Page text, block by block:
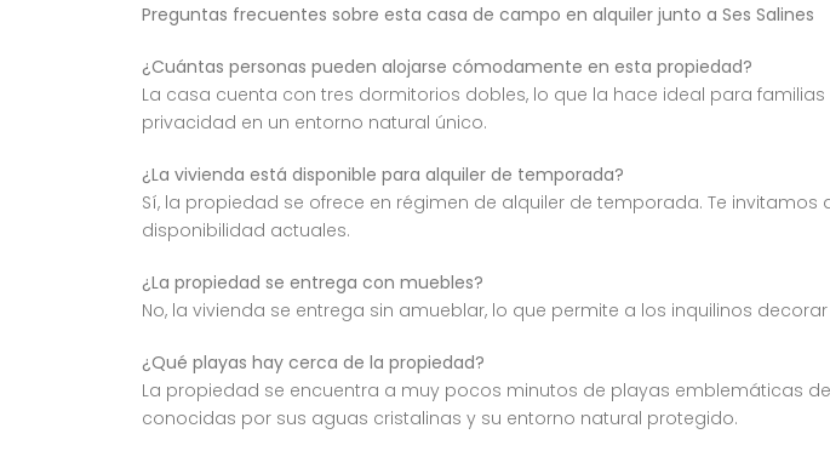
Preguntas frecuentes sobre esta casa de campo en alquiler junto a Ses Salines
¿Cuántas personas pueden alojarse cómodamente en esta propiedad?
La casa cuenta con tres dormitorios dobles, lo que la hace ideal para
privacidad en un entorno natural único.
¿La vivienda está disponible para alquiler de temporada?
Sí, la propiedad se ofrece en régimen de alquiler de temporada. Te
disponibilidad actuales.
¿La propiedad se entrega con muebles?
No, la vivienda se entrega sin amueblar, lo que permite a los inquilinos
¿Qué playas hay cerca de la propiedad?
La propiedad se encuentra a muy pocos minutos de playas emblemáticas
conocidas por sus aguas cristalinas y su entorno natural protegido.